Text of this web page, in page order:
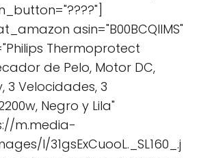
asin="B00BCQIIMS"
Thermoprotect
de Pelo, Motor DC,
3 Velocidades, 3
Negro y Lila"
m.media-
I/31gsExCuooL._SL160_.j